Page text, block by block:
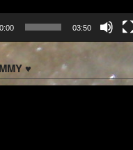
03:50
♥